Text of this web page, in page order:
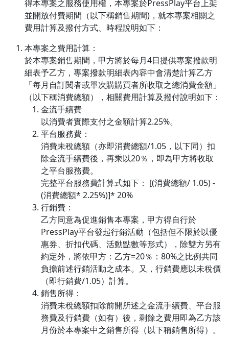
得本專案之服務使用權，本專案於PressPlay平台上架
並開放付費期間（以下稱銷售期間)，就本專案相關之
費用計算及撥付方式、時程說明如下：
本專案之費用計算：
於本專案銷售期間，甲方將於每月4日提供專案撥款明
細表予乙方，專案撥款明細表內容中會清楚計算乙方
「每月自訂閱者或單次購購買者所收取之總消費金額」
（以下稱消費總額），相關費用計算及撥付說明如下：
金流手續費
以消費者實際支付之金額計算2.25%。
平台服務費：
消費未稅總額（亦即消費總額/1.05，以下同）扣
除金流手續費後，再乘以20％，即為甲方將收取
之平台服務費。
完整平台服務費計算式如下： [(消費總額/ 1.05) -
(消費總額* 2.25%)]* 20%
行銷費：
乙方同意為促進銷售本專案，甲方得自行於
PressPlay平台發起行銷活動（包括但不限於以優
惠券、折扣代碼、活動點數等形式），除雙方另有
約定外，將依甲方：乙方=20％：80%之比例共同
負擔前述行銷活動之成本。又，行銷費應以未稅價
（即行銷費/1.05）計算。
銷售所得：
消費未稅總額扣除前開所述之金流手續費、平台服
務費及行銷費（如有）後，剩餘之費用即為乙方該
月份於本專案中之銷售所得（以下稱銷售所得）。